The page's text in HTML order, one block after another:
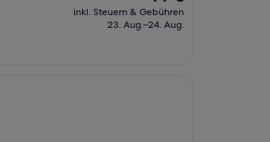
Preis
beträgt
inkl. Steuern & Gebühren
23. Aug.–24. Aug.